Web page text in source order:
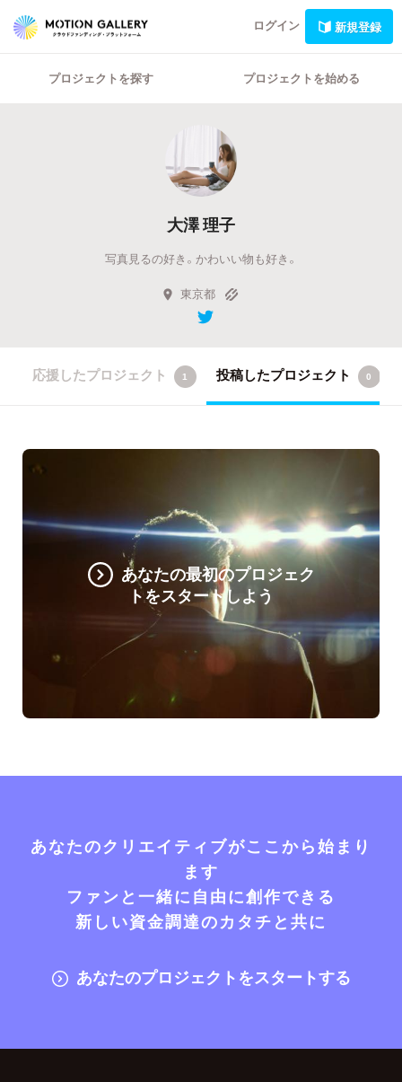
ログイン 新規登録
プロジェクトを探す プロジェクトを始める
大澤 理子
写真見るの好き。かわいい物も好き。
東京都
応援したプロジェクト 1 投稿したプロジェクト 0
あなたの最初のプロジェク
トをスタートしよう
あなたのクリエイティブがここから始まり
ます
ファンと一緒に自由に創作できる
新しい資金調達のカタチと共に
あなたのプロジェクトをスタートする